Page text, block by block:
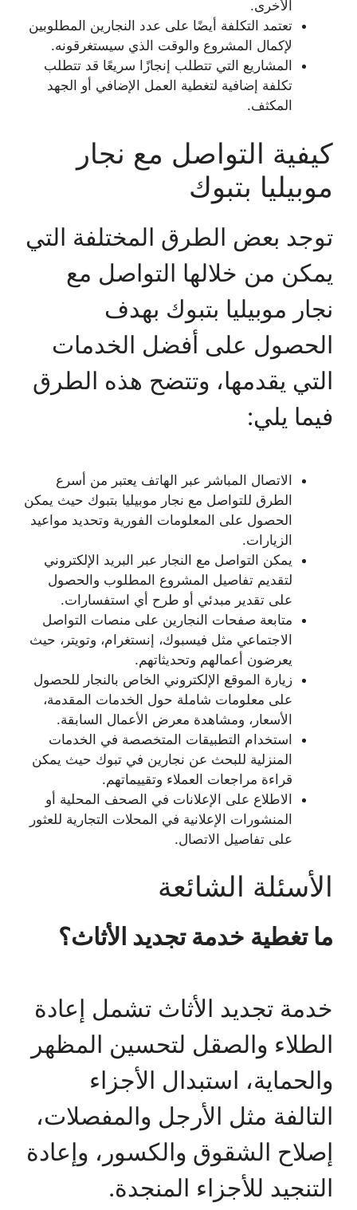
الأخرى.
تعتمد التكلفة أيضًا على عدد النجارين المطلوبين
لإكمال المشروع والوقت الذي سيستغرقونه.
المشاريع التي تتطلب إنجازًا سريعًا قد تتطلب
تكلفة إضافية لتغطية العمل الإضافي أو الجهد
المكثف.
كيفية التواصل مع نجار
موبيليا بتبوك
توجد بعض الطرق المختلفة التي
يمكن من خلالها التواصل مع
نجار موبيليا بتبوك بهدف
الحصول على أفضل الخدمات
التي يقدمها، وتتضح هذه الطرق
فيما يلي:
الاتصال المباشر عبر الهاتف يعتبر من أسرع
الطرق للتواصل مع نجار موبيليا بتبوك حيث يمكن
الحصول على المعلومات الفورية وتحديد مواعيد
الزيارات.
يمكن التواصل مع النجار عبر البريد الإلكتروني
لتقديم تفاصيل المشروع المطلوب والحصول
على تقدير مبدئي أو طرح أي استفسارات.
متابعة صفحات النجارين على منصات التواصل
الاجتماعي مثل فيسبوك، إنستغرام، وتويتر، حيث
يعرضون أعمالهم وتحديثاتهم.
زيارة الموقع الإلكتروني الخاص بالنجار للحصول
على معلومات شاملة حول الخدمات المقدمة،
الأسعار، ومشاهدة معرض الأعمال السابقة.
استخدام التطبيقات المتخصصة في الخدمات
المنزلية للبحث عن نجارين في تبوك حيث يمكن
قراءة مراجعات العملاء وتقييماتهم.
الاطلاع على الإعلانات في الصحف المحلية أو
المنشورات الإعلانية في المحلات التجارية للعثور
على تفاصيل الاتصال.
الأسئلة الشائعة
ما تغطية خدمة تجديد الأثاث؟
خدمة تجديد الأثاث تشمل إعادة
الطلاء والصقل لتحسين المظهر
والحماية، استبدال الأجزاء
التالفة مثل الأرجل والمفصلات،
إصلاح الشقوق والكسور، وإعادة
التنجيد للأجزاء المنجدة.